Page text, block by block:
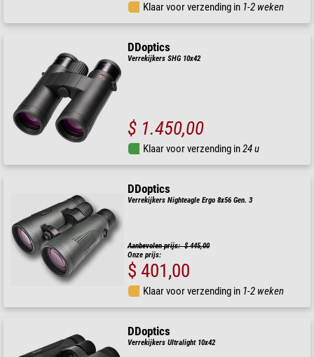
Klaar voor verzending in 1-2 weken
DDoptics
Verrekijkers SHG 10x42
$ 1.450,00
Klaar voor verzending in24 u
DDoptics
Verrekijkers Nighteagle Ergo 8x56 Gen. 3
Aanbevolen prijs: $ 445,00
Onze prijs:
$ 401,00
Klaar voor verzending in 1-2 weken
DDoptics
Verrekijkers Ultralight 10x42